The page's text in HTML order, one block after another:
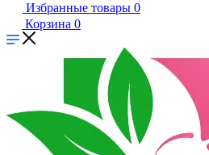
Избранные товары 0
Корзина 0